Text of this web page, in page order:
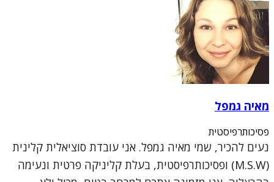
מאיה גמפל
פסיכותרפיסטית
נעים להכיר, שמי מאיה גמפל. אני עובדת סוציאלית קלינית
(M.S.W) ופסיכותרפיסטית, בעלת קליניקה פרטית ונעימה